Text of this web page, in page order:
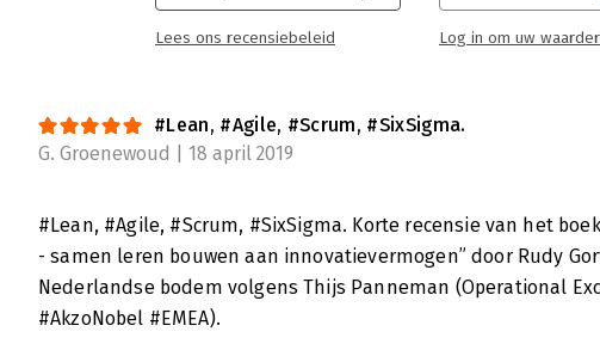
Lees ons recensiebeleid Log in om uw
#Lean, #Agile, #Scrum, #SixSigma.
G. Groenewoud | 18 april 2019
#Lean, #Agile, #Scrum, #SixSigma. Korte recensie van het
- samen leren bouwen aan innovatievermogen” door Rudy
Nederlandse bodem volgens Thijs Panneman (Operational
#AkzoNobel #EMEA).